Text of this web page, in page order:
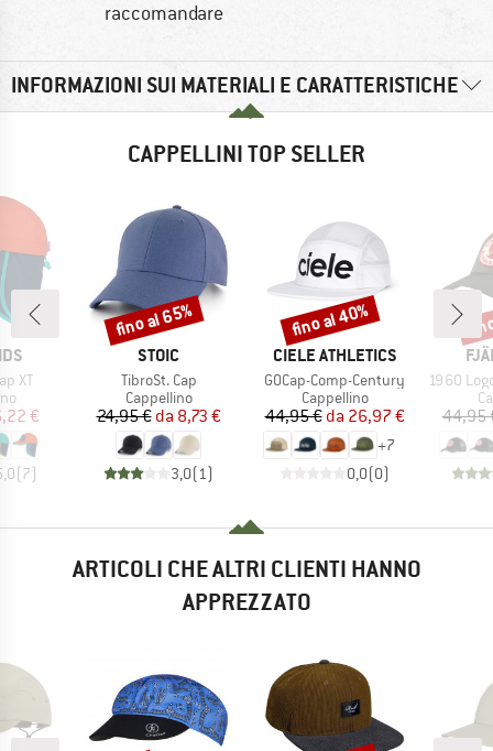
raccomandare
INFORMAZIONI SUI MATERIALI E CARATTERISTICHE
CAPPELLINI TOP SELLER
XT
prodotti
ridotto
€
(7)
MARCHIO
STOIC
Articolo
TibroSt. Cap
Gruppo di prodotti
Cappellino
Prezzo
24,95 € Prezzo ridotto
da 8,73 €
3,0(1 )
Sconto
fino al 65%
MARCHIO
CIELE ATHLETICS
Articolo
GOCap-Comp-Century
Gruppo di prodotti
Cappellino
Prezzo
44,95 € Prezzo ridotto
da 26,97 €
+7
0,0(0)
Sconto
fino al 40%
Articolo
1960 Logo
44,95
ARTICOLI CHE ALTRI CLIENTI HANNO
APPREZZATO